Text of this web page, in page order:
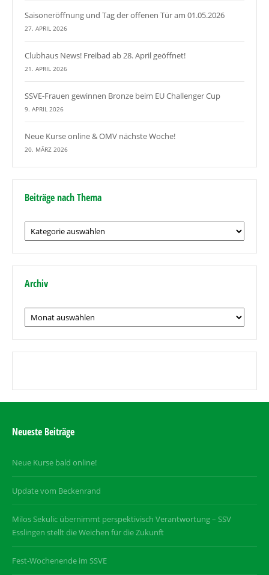
Saisoneröffnung und Tag der offenen Tür am 01.05.2026
27. APRIL 2026
Clubhaus News! Freibad ab 28. April geöffnet!
21. APRIL 2026
SSVE-Frauen gewinnen Bronze beim EU Challenger Cup
9. APRIL 2026
Neue Kurse online & OMV nächste Woche!
20. MÄRZ 2026
Beiträge nach Thema
Beiträge
nach
Thema
Archiv
Archiv
Neueste Beiträge
Neue Kurse bald online!
Update vom Beckenrand
Milos Sekulic übernimmt perspektivisch Verantwortung – SSV
Esslingen stellt die Weichen für die Zukunft
Fest-Wochenende im SSVE